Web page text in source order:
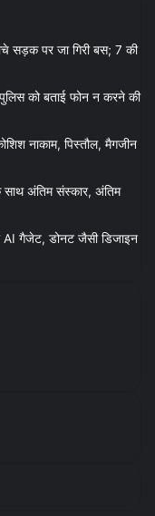
सड़क पर जा गिरी बस; 7 की
को बताई फोन न करने की
नाकाम, पिस्तौल, मैगजीन
साथ अंतिम संस्कार, अंतिम
AI गैजेट, डोनट जैसी डिजाइन